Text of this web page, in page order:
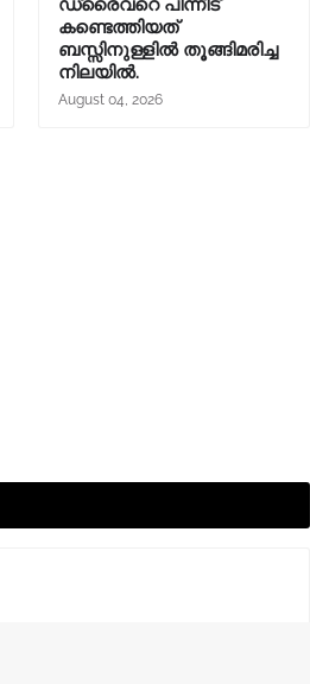
ഡ്രൈവറെ പിന്നീട്
കണ്ടെത്തിയത്
ബസ്സിനുള്ളില്‍ തൂങ്ങിമരിച്ച
നിലയിൽ.
August 04, 2026